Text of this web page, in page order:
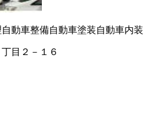
自動車整備自動車塗装自動車内装
目２－１６